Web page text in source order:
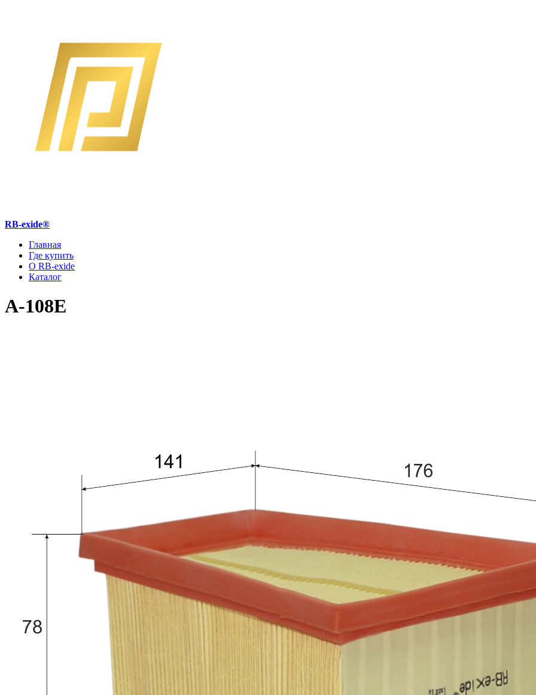
RB-exide®
Главная
Где купить
О RB-exide
Каталог
A-108E